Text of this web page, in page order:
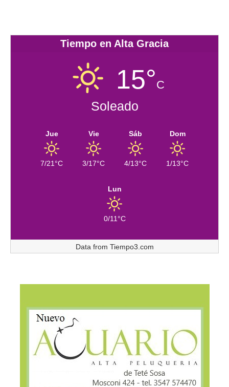
Tiempo en Alta Gracia
15°C
Soleado
Jue
7/21°C
Vie
3/17°C
Sáb
4/13°C
Dom
1/13°C
Lun
0/11°C
Data from Tiempo3.com